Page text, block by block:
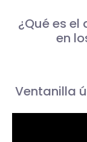
¿Qué es
en
Ventanilla